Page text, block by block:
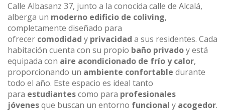
Calle Albasanz 37, junto a la conocida calle de Alcalá,
alberga un moderno edificio de coliving,
completamente diseñado para
ofrecer comodidad y privacidad a sus residentes. Cada
habitación cuenta con su propio baño privadoy está
equipada con aire acondicionado de frío y calor,
proporcionando un ambiente confortable durante
todo el año. Este espacio es ideal tanto
para estudiantescomo para profesionales
jóvenesque buscan un entorno funcional y acogedor.